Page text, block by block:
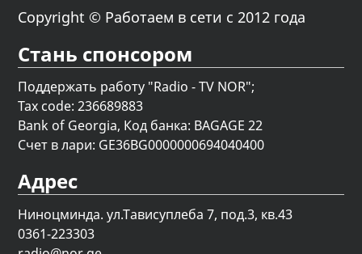
Copyright © Работаем в сети с 2012 года
Стань спонсором
Поддержать работу "Radio - TV NOR";
Tax code: 236689883
Bank of Georgia, Код банка: BAGAGE 22
Счет в лари: GE36BG0000000694040400
Адрес
Ниноцминда. ул.Тависуплеба 7, под.3, кв.43
0361-223303